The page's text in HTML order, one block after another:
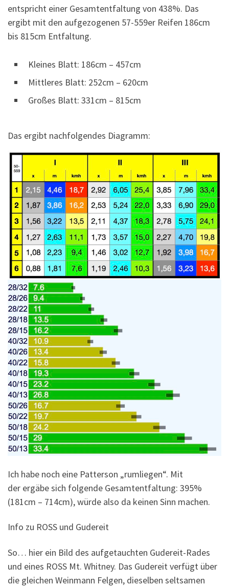
entspricht einer Gesamtentfaltung von 438%. Das
ergibt mit den aufgezogenen 57-559er Reifen 186cm
bis 815cm Entfaltung.
Kleines Blatt: 186cm – 457cm
Mittleres Blatt: 252cm – 620cm
Großes Blatt: 331cm – 815cm
Das ergibt nachfolgendes Diagramm:
Ich habe noch eine Patterson „rumliegen“. Mit
der ergäbe sich folgende Gesamtentfaltung: 395%
(181cm – 714cm), würde also da keinen Sinn machen.
Info zu ROSS und Gudereit
So… hier ein Bild des aufgetauchten Gudereit-Rades
und eines ROSS Mt. Whitney. Das Gudereit verfügt über
die gleichen Weinmann Felgen, dieselben seltsamen